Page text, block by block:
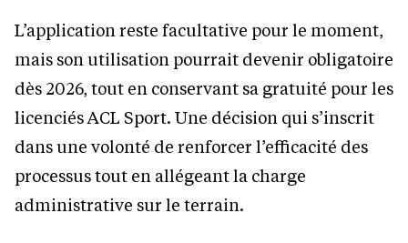
L’application reste facultative pour le moment,
mais son utilisation pourrait devenir obligatoire
dès 2026, tout en conservant sa gratuité pour les
licenciés ACL Sport. Une décision qui s’inscrit
dans une volonté de renforcer l’efficacité des
processus tout en allégeant la charge
administrative sur le terrain.